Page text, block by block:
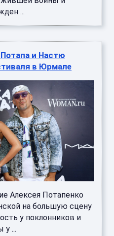
...
и Настю
в Юрмале
Алексея Потапенко
на большую сцену
у поклонников и
у ...